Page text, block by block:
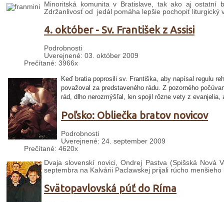
Minoritská komunita v Bratislave, tak ako aj ostatní
Zdržanlivosť od jedál pomáha lepšie pochopiť liturgický
4. október - Sv. František z Assisi
Podrobnosti
Uverejnené: 03. október 2009
Prečítané: 3966x
Keď bratia poprosili sv. Františka, aby napísal regulu
považoval za predstaveného rádu. Z pozorného
rád, dlho nerozmýšľal, len spojil rôzne vety z evanjelia,
Poľsko: Obliečka bratov novicov
Podrobnosti
Uverejnené: 24. september 2009
Prečítané: 4620x
Dvaja slovenskí novici, Ondrej Pastva (Spišská
septembra na Kalvárii Paclawskej prijali rúcho menšieho
Svätopavlovská púť do Ríma